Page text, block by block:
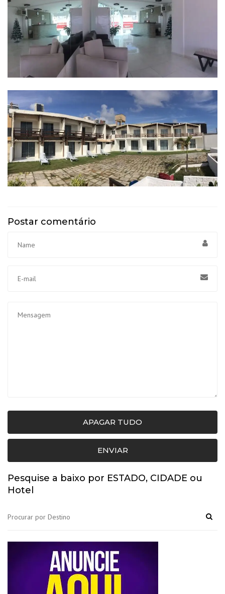
Postar comentário
APAGAR TUDO
ENVIAR
Pesquise a baixo por ESTADO, CIDADE ou
Hotel